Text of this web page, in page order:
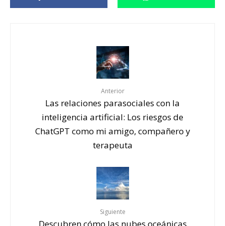
Anterior
Las relaciones parasociales con la
inteligencia artificial: Los riesgos de
ChatGPT como mi amigo, compañero y
terapeuta
Siguiente
Descubren cómo las nubes oceánicas